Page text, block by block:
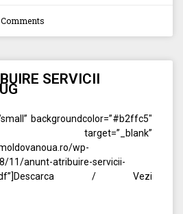
SERVICII
backgroundcolor=”#b2ffc5″
wp-
11/anunt-atribuire-servicii-
/ Vezi